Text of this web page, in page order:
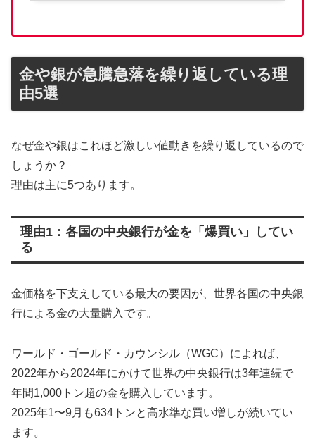
金や銀が急騰急落を繰り返している理
由5選
なぜ金や銀はこれほど激しい値動きを繰り返しているので
しょうか？
理由は主に5つあります。
理由1：各国の中央銀行が金を「爆買い」してい
る
金価格を下支えしている最大の要因が、世界各国の中央銀
行による金の大量購入です。
ワールド・ゴールド・カウンシル（WGC）によれば、
2022年から2024年にかけて世界の中央銀行は3年連続で
年間1,000トン超の金を購入しています。
2025年1〜9月も634トンと高水準な買い増しが続いてい
ます。